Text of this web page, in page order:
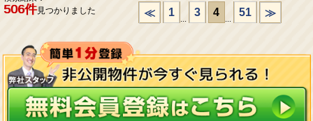
506件見つかりました ≪ 1 3 4 51 ≫